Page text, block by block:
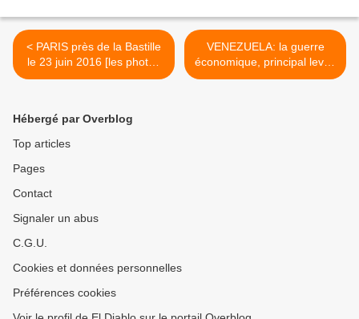
< PARIS près de la Bastille
le 23 juin 2016 [les photos
d'El Diablo]
VENEZUELA: la guerre
économique, principal levier
pour déstabiliser la
Hébergé par Overblog
Top articles
Pages
Contact
Signaler un abus
C.G.U.
Cookies et données personnelles
Préférences cookies